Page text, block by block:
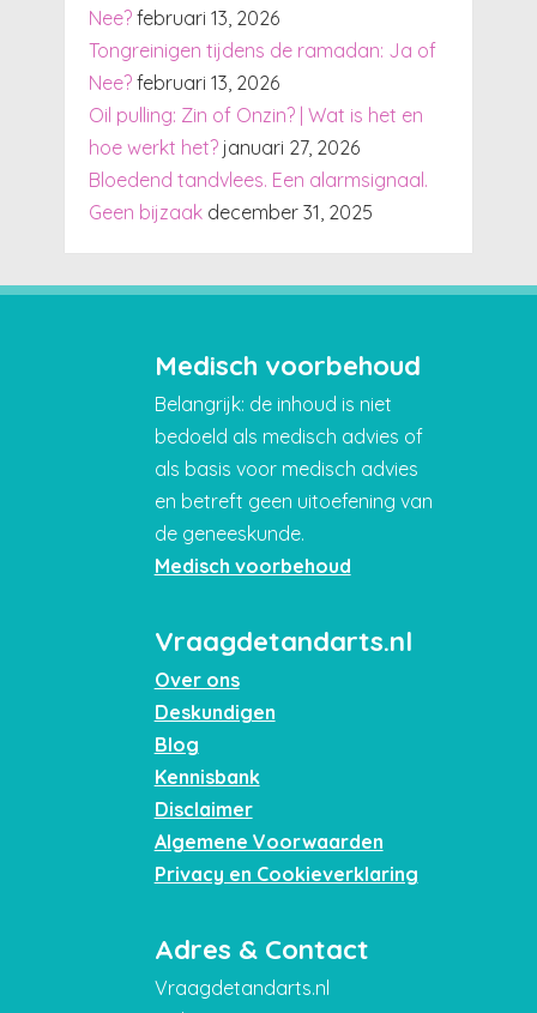
Nee? februari 13, 2026
Tongreinigen tijdens de ramadan: Ja of
Nee? februari 13, 2026
Oil pulling: Zin of Onzin? | Wat is het en
hoe werkt het? januari 27, 2026
Bloedend tandvlees. Een alarmsignaal.
Geen bijzaak december 31, 2025
Medisch voorbehoud
Belangrijk: de inhoud is niet
bedoeld als medisch advies of
als basis voor medisch advies
en betreft geen uitoefening van
de geneeskunde.
Medisch voorbehoud
Vraagdetandarts.nl
Over ons
Deskundigen
Blog
Kennisbank
Disclaimer
Algemene Voorwaarden
Privacy en Cookieverklaring
Adres & Contact
Vraagdetandarts.nl